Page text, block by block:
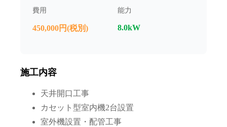
費用
450,000円(税別)
能力
8.0kW
施工内容
天井開口工事
カセット型室内機2台設置
室外機設置・配管工事